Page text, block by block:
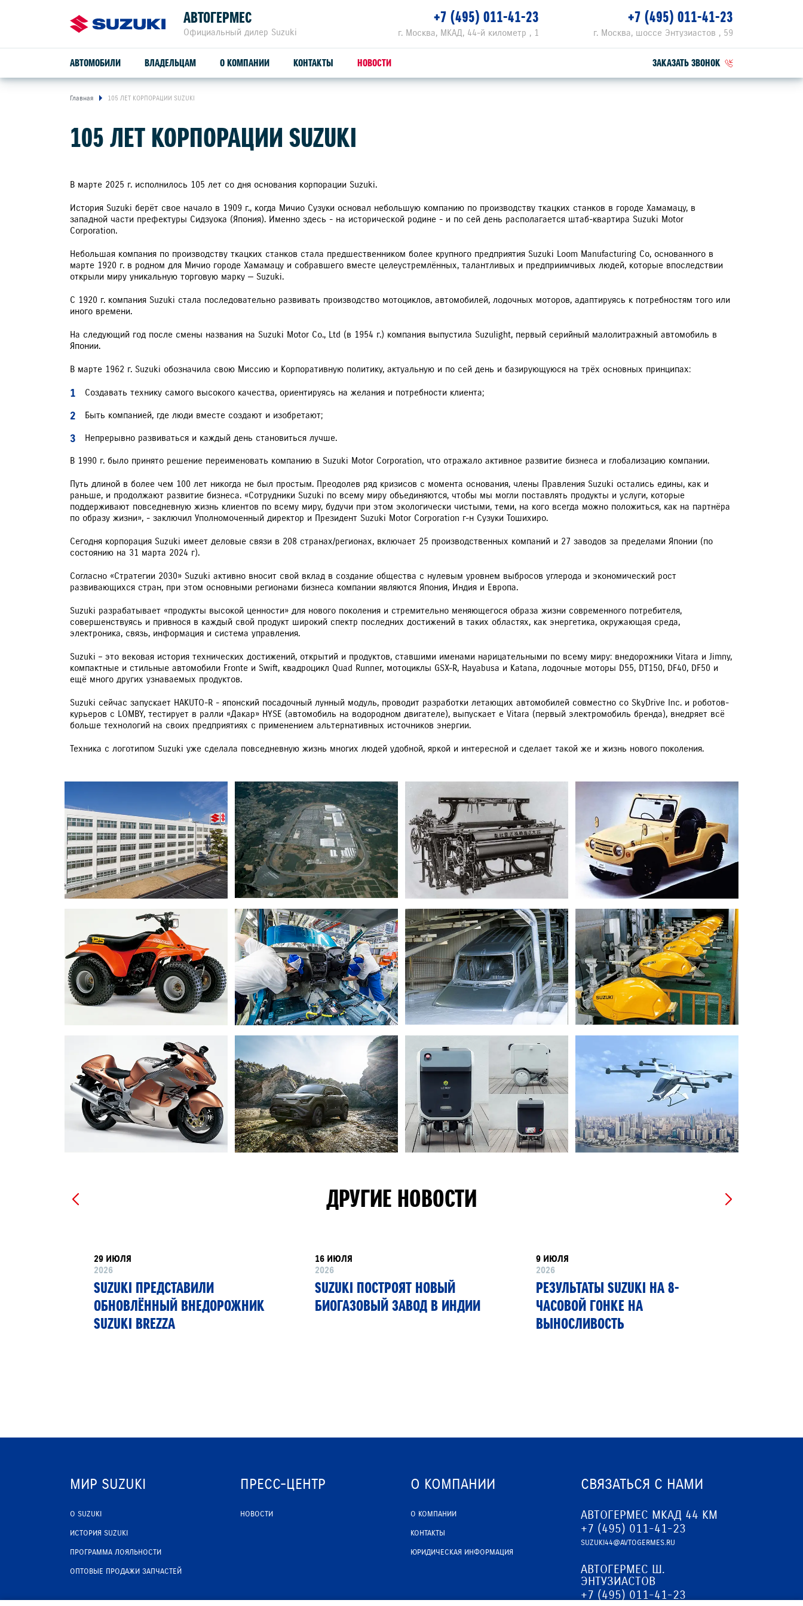
АВТОГЕРМЕС
Официальный дилер Suzuki г. Москва, МКАД, 44-й километр , 1
+7 (495) 011-41-23
г. Москва, шоссе Энтузиастов , 59
+7 (495) 011-41-23
АВТОМОБИЛИ
SUZUKI VITARA
4,9 л/100 км
привод
2WD, ALLGRIP 4WD
ВЛАДЕЛЬЦАМ
ОБСЛУЖИВАНИЕ И РЕМОНТ
СЕРВИСНОЕ ОБСЛУЖИВАНИЕ
ГАРАНТИЙНОЕ ОБСЛУЖИВАНИЕ
ПОМОЩЬ НА ДОРОГЕ
ЗАПЧАСТИ И АКСЕССУАРЫ
ПРОДУКЦИЯ SUZUTEC
КУЗОВНЫЕ ЗАПЧАСТИ И РЕМОНТ
ЗАПИСЬ НА ТО
О КОМПАНИИ КОНТАКТЫ НОВОСТИ ЗАКАЗАТЬ ЗВОНОК
Главная 105 ЛЕТ КОРПОРАЦИИ SUZUKI
105 ЛЕТ КОРПОРАЦИИ SUZUKI
В марте 2025 г. исполнилось 105 лет со дня основания корпорации Suzuki.
История Suzuki берёт свое начало в 1909 г., когда Мичио Сузуки основал небольшую компанию по производству ткацких станков в городе Хамамацу, в
западной части префектуры Сидзуока (Япония). Именно здесь - на исторической родине - и по сей день располагается штаб-квартира Suzuki Motor
Corporation.
Небольшая компания по производству ткацких станков стала предшественником более крупного предприятия Suzuki Loom Manufacturing Co, основанного в
марте 1920 г. в родном для Мичио городе Хамамацу и собравшего вместе целеустремлённых, талантливых и предприимчивых людей, которые впоследствии
открыли миру уникальную торговую марку — Suzuki.
С 1920 г. компания Suzuki стала последовательно развивать производство мотоциклов, автомобилей, лодочных моторов, адаптируясь к потребностям того или
иного времени.
На следующий год после смены названия на Suzuki Motor Co., Ltd (в 1954 г.) компания выпустила Suzulight, первый серийный малолитражный автомобиль в
Японии.
В марте 1962 г. Suzuki обозначила свою Миссию и Корпоративную политику, актуальную и по сей день и базирующуюся на трёх основных принципах:
Создавать технику самого высокого качества, ориентируясь на желания и потребности клиента;
Быть компанией, где люди вместе создают и изобретают;
Непрерывно развиваться и каждый день становиться лучше.
В 1990 г. было принято решение переименовать компанию в Suzuki Motor Corporation, что отражало активное развитие бизнеса и глобализацию компании.
Путь длиной в более чем 100 лет никогда не был простым. Преодолев ряд кризисов с момента основания, члены Правления Suzuki остались едины, как и
раньше, и продолжают развитие бизнеса. «Сотрудники Suzuki по всему миру объединяются, чтобы мы могли поставлять продукты и услуги, которые
поддерживают повседневную жизнь клиентов по всему миру, будучи при этом экологически чистыми, теми, на кого всегда можно положиться, как на партнёра
по образу жизни», - заключил Уполномоченный директор и Президент Suzuki Motor Corporation г-н Сузуки Тошихиро.
Сегодня корпорация Suzuki имеет деловые связи в 208 странах/регионах, включает 25 производственных компаний и 27 заводов за пределами Японии (по
состоянию на 31 марта 2024 г).
Согласно «Стратегии 2030» Suzuki активно вносит свой вклад в создание общества с нулевым уровнем выбросов углерода и экономический рост
развивающихся стран, при этом основными регионами бизнеса компании являются Япония, Индия и Европа.
Suzuki разрабатывает «продукты высокой ценности» для нового поколения и стремительно меняющегося образа жизни современного потребителя,
совершенствуясь и привнося в каждый свой продукт широкий спектр последних достижений в таких областях, как энергетика, окружающая среда,
электроника, связь, информация и система управления.
Suzuki – это вековая история технических достижений, открытий и продуктов, ставшими именами нарицательными по всему миру: внедорожники Vitara и Jimny,
компактные и стильные автомобили Fronte и Swift, квадроцикл Quad Runner, мотоциклы GSX-R, Hayabusa и Katana, лодочные моторы D55, DT150, DF40, DF50 и
ещё много других узнаваемых продуктов.
Suzuki сейчас запускает HAKUTO-R - японский посадочный лунный модуль, проводит разработки летающих автомобилей совместно со SkyDrive Inc. и роботов-
курьеров с LOMBY, тестирует в ралли «Дакар» HYSE (автомобиль на водородном двигателе), выпускает e Vitara (первый электромобиль бренда), внедряет всё
больше технологий на своих предприятиях с применением альтернативных источников энергии.
Техника с логотипом Suzuki уже сделала повседневную жизнь многих людей удобной, яркой и интересной и сделает такой же и жизнь нового поколения.
ДРУГИЕ НОВОСТИ
29 ИЮЛЯ
2026
SUZUKI ПРЕДСТАВИЛИ
ОБНОВЛЁННЫЙ ВНЕДОРОЖНИК
SUZUKI BREZZA
16 ИЮЛЯ
2026
SUZUKI ПОСТРОЯТ НОВЫЙ
БИОГАЗОВЫЙ ЗАВОД В ИНДИИ
9 ИЮЛЯ
2026
РЕЗУЛЬТАТЫ SUZUKI НА 8-
ЧАСОВОЙ ГОНКЕ НА
ВЫНОСЛИВОСТЬ
МИР SUZUKI
О SUZUKI
ИСТОРИЯ SUZUKI
ПРОГРАММА ЛОЯЛЬНОСТИ
ОПТОВЫЕ ПРОДАЖИ ЗАПЧАСТЕЙ
ПРЕСС-ЦЕНТР
НОВОСТИ
О КОМПАНИИ
О КОМПАНИИ
КОНТАКТЫ
ЮРИДИЧЕСКАЯ ИНФОРМАЦИЯ
СВЯЗАТЬСЯ С НАМИ
АВТОГЕРМЕС МКАД 44 КМ
+7 (495) 011-41-23
SUZUKI44@AVTOGERMES.RU
АВТОГЕРМЕС Ш.
ЭНТУЗИАСТОВ
+7 (495) 011-41-23